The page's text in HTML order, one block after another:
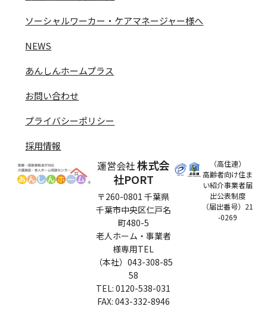
運営会社株式会
社PORT
〒260-0801 千葉県
千葉市中央区仁戸名
町480-5
老人ホーム・事業者
様専用TEL
（本社）043-308-85
58
TEL: 0120-538-031
​FAX: 043-332-8946
（高住連）
高齢者向け住ま
い紹介事業者届
出公表制度
（届出番号）21
-0269
ソーシャルワーカー・ケアマネージャー様へ
NEWS
あんしんホームプラス
お問い合わせ
プライバシーポリシー
採用情報